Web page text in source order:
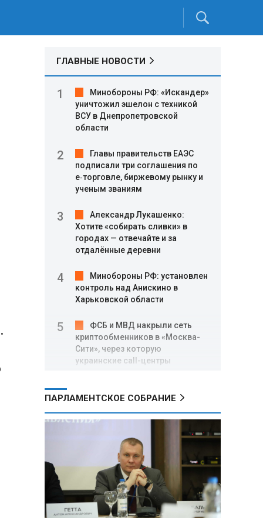
ГЛАВНЫЕ НОВОСТИ
Минобороны РФ: «Искандер»
уничтожил эшелон с техникой
ВСУ в Днепропетровской
области
Главы правительств ЕАЭС
подписали три соглашения по
e‑торговле, биржевому рынку и
ученым званиям
Александр Лукашенко:
Хотите «собирать сливки» в
городах — отвечайте и за
отдалённые деревни
Минобороны РФ: установлен
контроль над Анискино в
Харьковской области
ФСБ и МВД накрыли сеть
криптообменников в «Москва-
Сити», через которую
украинские call-центры
Турчин: Механизм
заработал в полную силу»,
В Беларуси установили
сроки сбора брусники и клюквы:
за нарушение грозят крупные
штрафы
Александр Лукашенко
ПАРЛАМЕНТСКОЕ СОБРАНИЕ